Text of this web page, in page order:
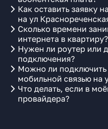
Как оставить заявку
на ул
Сколько времени
интернета в квартиру?
Нужен ли роутер или
подключения?
Можно ли подключить
мобильной связью на
Что делать, если в
провайдера?